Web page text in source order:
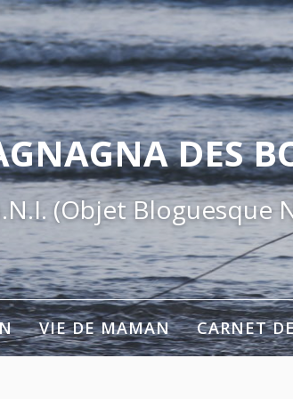
DES
(Objet Bloguesque
VIE DE MAMAN CARNET